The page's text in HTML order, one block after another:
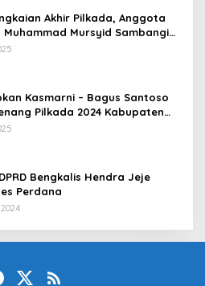
Akhir Pilkada, Anggota
Muhammad Mursyid Sambangi
Kasmarni – Bagus Santoso
Pilkada 2024 Kabupaten
Bengkalis Hendra Jeje
Perdana